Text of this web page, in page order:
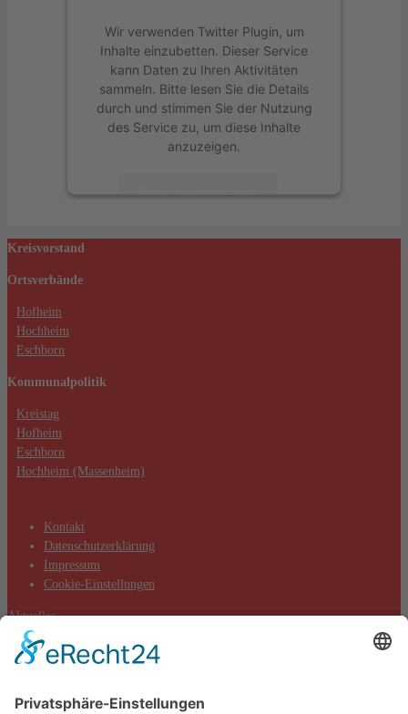
Wir verwenden Twitter Plugin, um
Inhalte einzubetten. Dieser Service
kann Daten zu Ihren Aktivitäten
sammeln. Bitte lesen Sie die Details
durch und stimmen Sie der Nutzung
des Service zu, um diese Inhalte
anzuzeigen.
Mehr Informationen
Akzeptieren
Kreisvorstand
Ortsverbände
Hofheim
Hochheim
Eschborn
Kommunalpolitik
Kreistag
Hofheim
Eschborn
Hochheim (Massenheim)
Kontakt
Datenschutzerklärung
Impressum
Cookie-Einstellungen
Aktuelles
Aktionen
Positionen